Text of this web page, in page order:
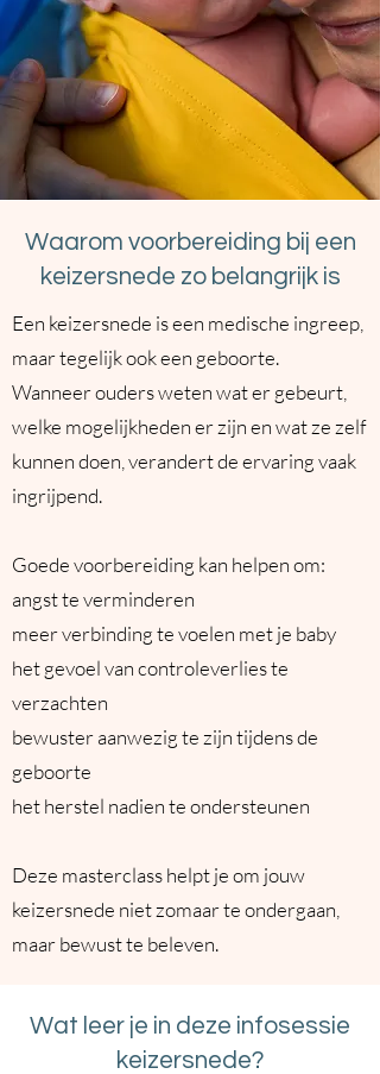
Waarom voorbereiding bij een
keizersnede zo belangrijk is
Een keizersnede is een medische ingreep,
maar tegelijk ook een geboorte.
Wanneer ouders weten wat er gebeurt,
welke mogelijkheden er zijn en wat ze zelf
kunnen doen, verandert de ervaring vaak
ingrijpend.
Goede voorbereiding kan helpen om:
angst te verminderen
meer verbinding te voelen met je baby
het gevoel van controleverlies te
verzachten
bewuster aanwezig te zijn tijdens de
geboorte
het herstel nadien te ondersteunen
Deze masterclass helpt je om jouw
keizersnede niet zomaar te ondergaan,
maar bewust te beleven.
Wat leer je in deze infosessie
keizersnede?